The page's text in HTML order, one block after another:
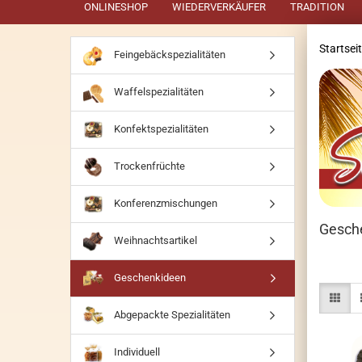
ONLINESHOP WIEDERVERKÄUFER TRADITION
Feingebäckspezialitäten
Waffelspezialitäten
Konfektspezialitäten
Trockenfrüchte
Konferenzmischungen
Weihnachtsartikel
Geschenkideen
Abgepackte Spezialitäten
Individuell